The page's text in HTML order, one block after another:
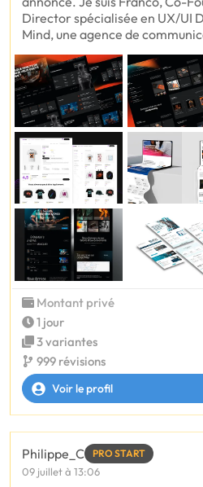
Director spécialisée en UX/UI
Mind, une agence de
Montant privé
1 jour
3 variantes
999 révisions
Voir le profil
Philippe_C PRO START
09 juillet à 13:06